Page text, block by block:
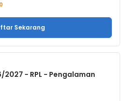
Sekarang
- RPL - Pengalaman